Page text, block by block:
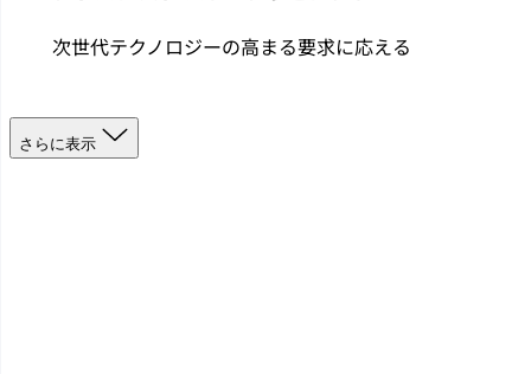
次世代テクノロジーの高まる要求に応える
さらに表示